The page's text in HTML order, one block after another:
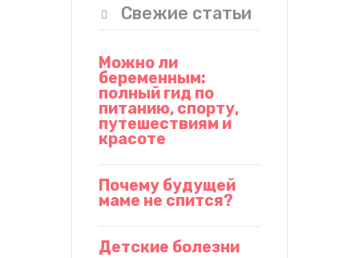
Свежие статьи
Можно ли
беременным:
полный гид по
питанию, спорту,
путешествиям и
красоте
Почему будущей
маме не спится?
Детские болезни